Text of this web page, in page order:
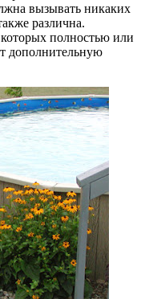
вызывать никаких
различна.
полностью или
дополнительную